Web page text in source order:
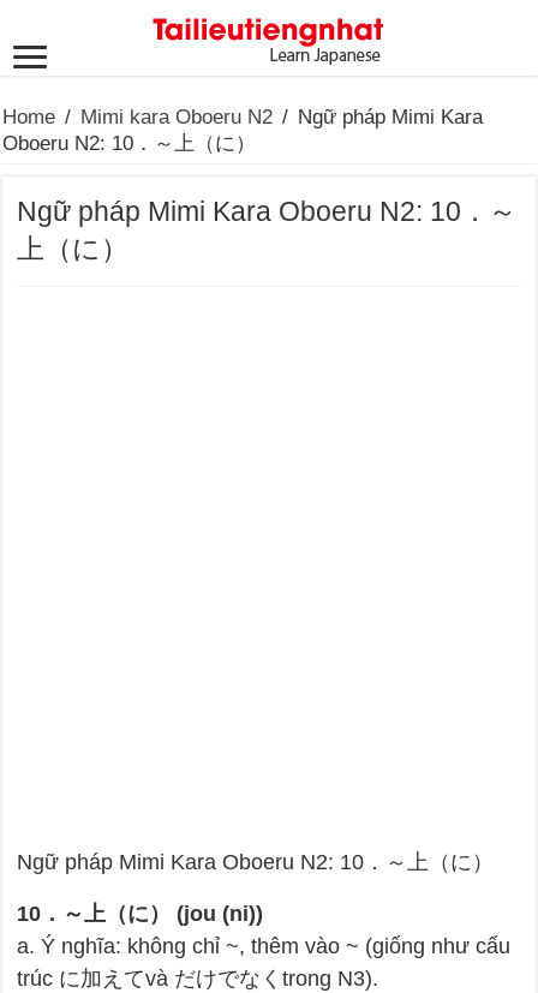
Home / Mimi kara Oboeru N2 / Ngữ pháp Mimi Kara
Oboeru N2: 10．～上（に）
Ngữ pháp Mimi Kara Oboeru N2: 10．～
上（に）
Ngữ pháp Mimi Kara Oboeru N2: 10．～上（に）
10．～上（に） (jou (ni))
a. Ý nghĩa: không chỉ ~, thêm vào ~ (giống như cấu
trúc に加えてvà だけでなくtrong N3).